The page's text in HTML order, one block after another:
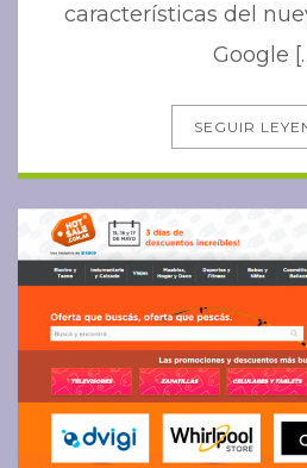
características del
Google
SEGUIR